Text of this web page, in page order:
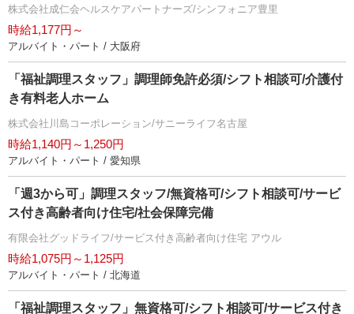
株式会社成仁会ヘルスケアパートナーズ/シンフォニア豊里
時給1,177円～
アルバイト・パート / 大阪府
「福祉調理スタッフ」調理師免許必須/シフト相談可/介護付
き有料老人ホーム
株式会社川島コーポレーション/サニーライフ名古屋
時給1,140円～1,250円
アルバイト・パート / 愛知県
「週3から可」調理スタッフ/無資格可/シフト相談可/サービ
ス付き高齢者向け住宅/社会保障完備
有限会社グッドライフ/サービス付き高齢者向け住宅 アウル
時給1,075円～1,125円
アルバイト・パート / 北海道
「福祉調理スタッフ」無資格可/シフト相談可/サービス付き